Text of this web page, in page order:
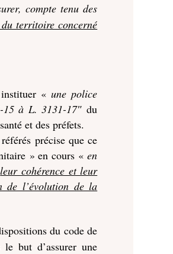
compte tenu des
territoire concerné
instituer «une police
15 à L. 3131-17″ du
et des préfets.
précise que ce
» en cours «en
leur cohérence et leur
de l’évolution de la
du code de
but d’assurer une